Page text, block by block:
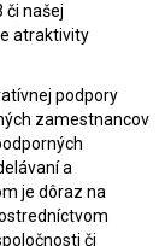
či našej
atraktivity
podpory
zamestnancov
a
je dôraz na
či